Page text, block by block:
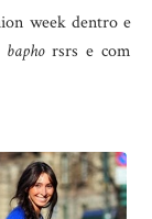
week dentro e
baphorsrs e com